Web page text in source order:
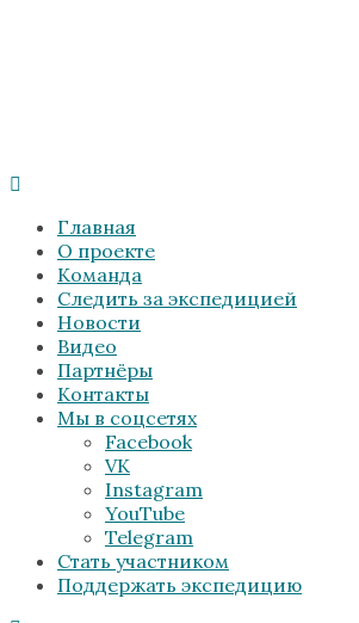
Главная
О проекте
Команда
Следить за экспедицией
Новости
Видео
Партнёры
Контакты
Мы в соцсетях
Facebook
VK
Instagram
YouTube
Telegram
Стать участником
Поддержать экспедицию